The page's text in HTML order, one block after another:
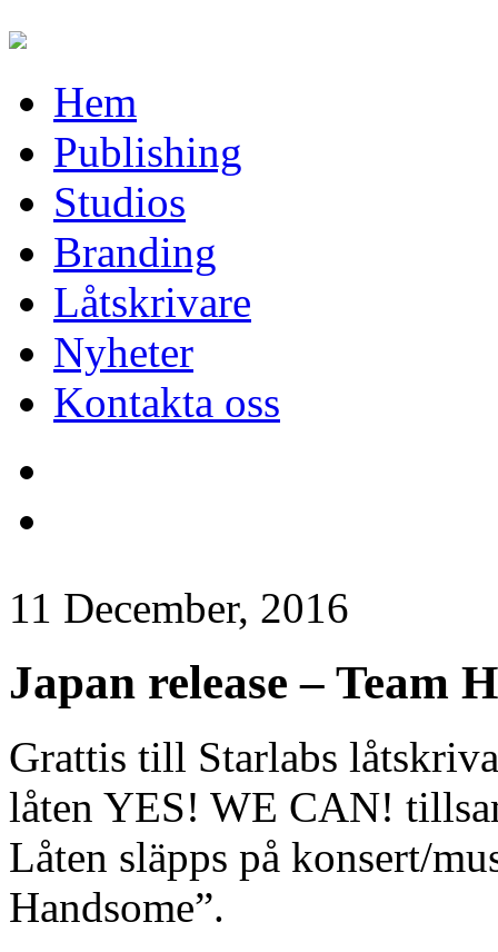
Hem
Publishing
Studios
Branding
Låtskrivare
Nyheter
Kontakta oss
11 December, 2016
Japan release – Team
Grattis till Starlabs
låten YES! WE CAN!
Låten släpps på konsert/
Handsome”.